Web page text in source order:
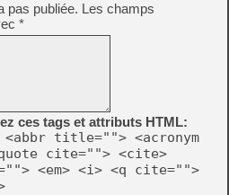
pas publiée. Les champs
*
ces tags et attributs HTML:
title=""> <acronym
cite=""> <cite>
<em> <i> <q cite="">